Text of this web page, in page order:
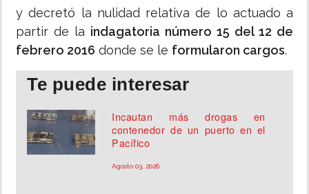
y decretó la nulidad relativa de lo actuado a
partir de la indagatoria número 15 del 12 de
febrero 2016 donde se le formularon cargos.
Te puede interesar
Incautan más drogas en
contenedor de un puerto en el
Pacífico
Agosto 03, 2026